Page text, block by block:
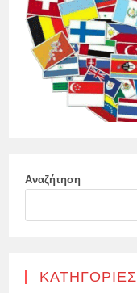
Αναζήτηση
KΑΤΗΓΟΡΊΕΣ